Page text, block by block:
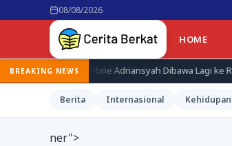
08/08/2026
HOME
BREAKING NEWS
Febrie Adriansyah Dibawa Lagi ke Rutan KPK
Berita Internasional Kehidupan
ner">